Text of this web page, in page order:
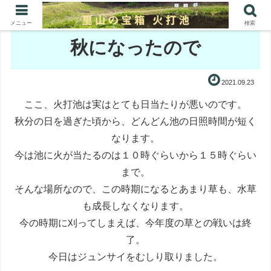
秋になったので
2021.09.23
ここ、火打池は実はとても日当たりが悪いのです。
秋分の日を過ぎた頃から、どんどん池の日照時間が短く
なります。
今は池に火が当たるのは１０時ぐらいから１５時ぐらい
まで。
そんな場所なので、この時期になるとあまり草も、水草
も成長しなくなります。
今の時期に刈ってしまえば、今年度の草との戦いは終
了。
今日はジュンサイをむしり取りました。
メニュー 検索